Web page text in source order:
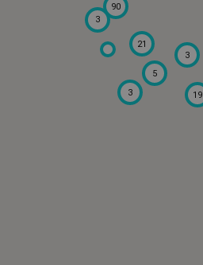
90
19
3
21
3
5
3